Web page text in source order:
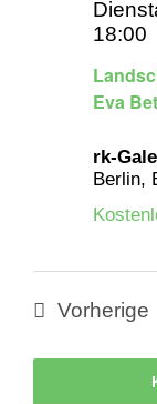
Eva
18:00
rk-
Berlin,
Vorherige